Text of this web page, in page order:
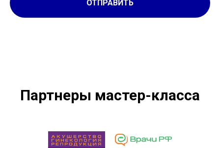
ОТПРАВИТЬ
Партнеры мастер-класса